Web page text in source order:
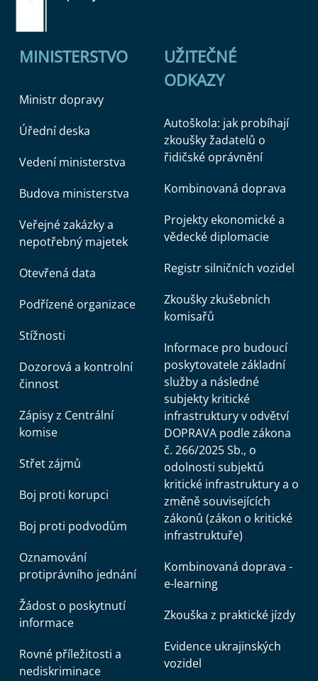
MINISTERSTVO
Ministr dopravy
Úřední deska
Vedení ministerstva
Budova ministerstva
Veřejné zakázky a
nepotřebný majetek
Otevřená data
Podřízené organizace
Stížnosti
Dozorová a kontrolní
činnost
Zápisy z Centrální
komise
Střet zájmů
Boj proti korupci
Boj proti podvodům
Oznamování
protiprávního jednání
Žádost o poskytnutí
informace
Rovné příležitosti a
nediskriminace
UŽITEČNÉ
ODKAZY
Autoškola: jak probíhají
zkoušky žadatelů o
řidičské oprávnění
Kombinovaná doprava
Projekty ekonomické a
vědecké diplomacie
Registr silničních vozidel
Zkoušky zkušebních
komisařů
Informace pro budoucí
poskytovatele základní
služby a následné
subjekty kritické
infrastruktury v odvětví
DOPRAVA podle zákona
č. 266/2025 Sb., o
odolnosti subjektů
kritické infrastruktury a o
změně souvisejících
zákonů (zákon o kritické
infrastruktuře)
Kombinovaná doprava -
e-learning
Zkouška z praktické jízdy
Evidence ukrajinských
vozidel